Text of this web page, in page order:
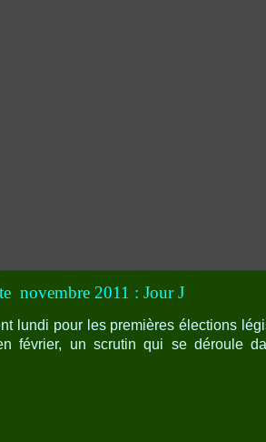
novembre 2011 : Jour J
lundi pour les premières élections
février, un scrutin qui se déroule